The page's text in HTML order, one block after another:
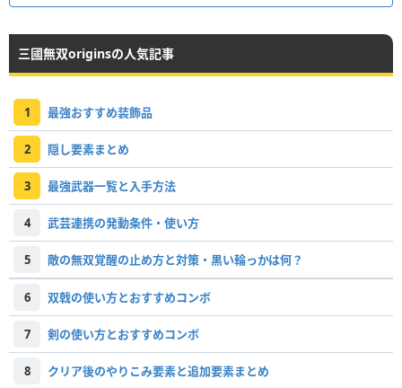
三國無双originsの人気記事
1 最強おすすめ装飾品
2 隠し要素まとめ
3 最強武器一覧と入手方法
4 武芸連携の発動条件・使い方
5 敵の無双覚醒の止め方と対策・黒い輪っかは何？
6 双戟の使い方とおすすめコンボ
7 剣の使い方とおすすめコンボ
8 クリア後のやりこみ要素と追加要素まとめ